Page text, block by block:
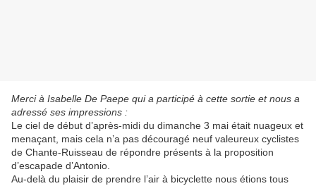
Merci à Isabelle De Paepe qui a participé à cette sortie et nous a
adressé ses impressions :
Le ciel de début d’après-midi du dimanche 3 mai était nuageux et
menaçant, mais cela n’a pas découragé neuf valeureux cyclistes
de Chante-Ruisseau de répondre présents à la proposition
d’escapade d’Antonio.
Au-delà du plaisir de prendre l’air à bicyclette nous étions tous